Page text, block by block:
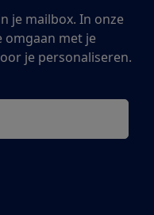
je mailbox. In onze
omgaan met je
je personaliseren.